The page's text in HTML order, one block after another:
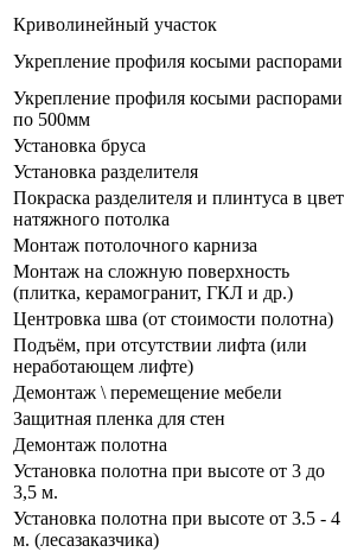
Криволинейный участок
Укрепление профиля косыми распорами
Укрепление профиля косыми распорами
по 500мм
Установка бруса
Установка разделителя
Покраска разделителя и плинтуса в цвет
натяжного потолка
Монтаж потолочного карниза
Монтаж на сложную поверхность
(плитка, керамогранит, ГКЛ и др.)
Центровка шва (от стоимости полотна)
Подъём, при отсутствии лифта (или
неработающем лифте)
Демонтаж \ перемещение мебели
Защитная пленка для стен
Демонтаж полотна
Установка полотна при высоте от 3 до
3,5 м.
Установка полотна при высоте от 3.5 - 4
м. (лесазаказчика)